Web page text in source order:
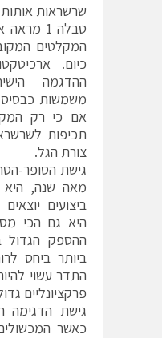
שרשראות אותות RF
טבלה 1
המקלטים
כיום.
ההדגמה
אם כי רק
תכיפות
צורת הגל.
גישת הסופר-
מאה שנה, היא
ביצועים
היא גם הכי
ההספק הגדול
ביותר ביחס
התדר עשוי
פרקציונליים
גישת הדגימה
כאשר